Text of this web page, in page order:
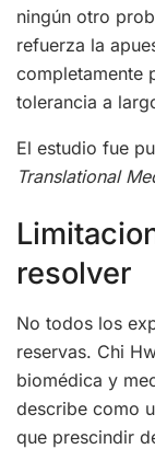
ningún otro
refuerza la
completamente
tolerancia a
El estudio fue
Translational
resolver
No todos los
reservas. Chi
biomédica y
describe como
que prescindir